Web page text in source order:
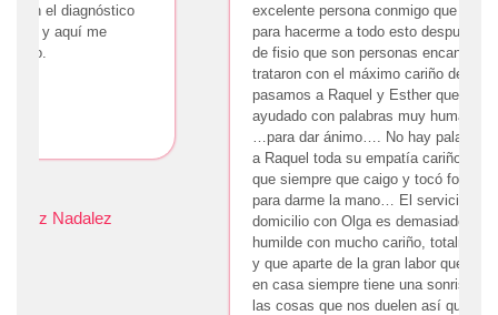
excelente persona conmigo que me dio fuerza
para hacerme a todo esto después está el grupo
de fisio que son personas encantadoras que me
trataron con el máximo cariño del mundo y luego
pasamos a Raquel y Esther que siempre me han
ayudado con palabras muy humanas en la boca
…para dar ánimo…. No hay palabras para definir
a Raquel toda su empatía cariño incondicional
que siempre que caigo y tocó fondo, ella está ahí
para darme la mano… El servicio de ayuda a
domicilio con Olga es demasiado…una persona
humilde con mucho cariño, totalmente empática
y que aparte de la gran labor que hace ayudando
en casa siempre tiene una sonrisa para olvidar
las cosas que nos duelen así que para mí la